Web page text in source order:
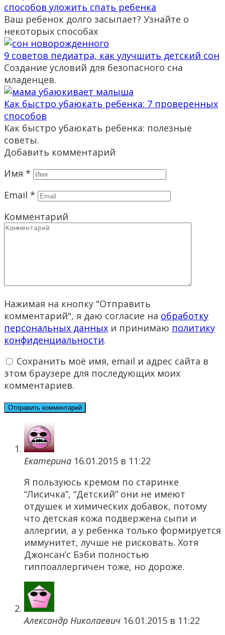
способов уложить спать ребенка
Ваш ребенок долго засыпает? Узнайте о
некоторых способах
9 советов педиатра, как улучшить детский сон
Создание условий для безопасного сна
младенцев.
Как быстро убаюкать ребенка: 7 проверенных
способов
Как быстро убаюкать ребенка: полезные
советы.
Добавить комментарий
Имя *
Email *
Комментарий
Нажимая на кнопку "Отправить
комментарий", я даю согласие на обработку
персональных данных и принимаю политику
конфиденциальности.
Сохранить моё имя, email и адрес сайта в
этом браузере для последующих моих
комментариев.
Екатерина 16.01.2015 в 11:22
Я пользуюсь кремом по старинке
“Лисичка”, “Детский” они не имеют
отдушек и химических добавок, потому
что детская кожа подвержена сыпи и
аллергии, а у ребенка только формируется
иммунитет, лучше не рисковать. Хотя
Джонсан’c Бэби полностью
гиппоаллергичен тоже, но дороже.
Александр Николаевич 16.01.2015 в 11:22